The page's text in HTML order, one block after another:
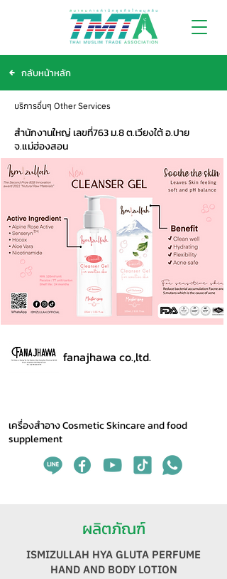
กลับหน้าหลัก
บริการอื่นๆ Other Services
สำนักงานใหญ่ เลขที่763 ม.8 ต.เวียงใต้ อ.ปาย
จ.แม่ฮ่องสอน
fanajhawa co.,ltd.
เครื่องสำอาง Cosmetic Skincare and food
supplement
ผลิตภัณฑ์
ISMIZULLAH HYA GLUTA PERFUME
HAND AND BODY LOTION